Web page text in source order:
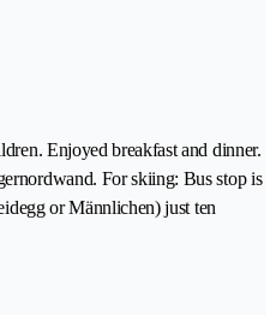
Enjoyed breakfast and dinner.
For skiing: Bus stop is
or Männlichen) just ten